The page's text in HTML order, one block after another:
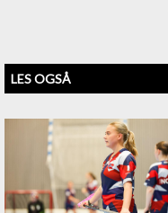
LES OGSÅ